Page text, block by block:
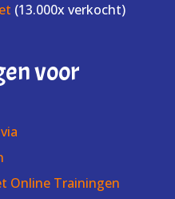
(13.000x verkocht)
voor
Online Trainingen